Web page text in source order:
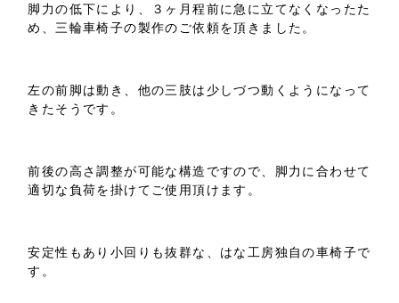
脚力の低下により、３ヶ月程前に急に立てなくなったた
め、三輪車椅子の製作のご依頼を頂きました。
左の前脚は動き、他の三肢は少しづつ動くようになって
きたそうです。
前後の高さ調整が可能な構造ですので、脚力に合わせて
適切な負荷を掛けてご使用頂けます。
安定性もあり小回りも抜群な、はな工房独自の車椅子で
す。